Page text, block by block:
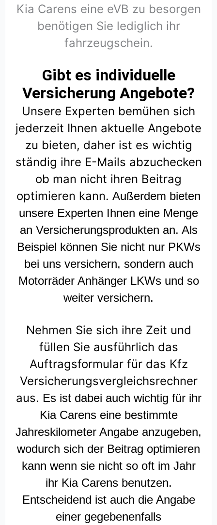
Kia Carens eine eVB zu besorgen
benötigen Sie lediglich ihr
fahrzeugschein.
Gibt es individuelle
Versicherung Angebote?
Unsere Experten bemühen sich
jederzeit Ihnen aktuelle Angebote
zu bieten, daher ist es wichtig
ständig ihre E-Mails abzuchecken
ob man nicht ihren Beitrag
optimieren kann. Außerdem bieten
unsere Experten Ihnen eine Menge
an Versicherungsprodukten an. Als
Beispiel können Sie nicht nur PKWs
bei uns versichern, sondern auch
Motorräder Anhänger LKWs und so
weiter versichern.
Nehmen Sie sich ihre Zeit und
füllen Sie ausführlich das
Auftragsformular für das Kfz
Versicherungsvergleichsrechner
aus. Es ist dabei auch wichtig für ihr
Kia Carens eine bestimmte
Jahreskilometer Angabe anzugeben,
wodurch sich der Beitrag optimieren
kann wenn sie nicht so oft im Jahr
ihr Kia Carens benutzen.
Entscheidend ist auch die Angabe
einer gegebenenfalls